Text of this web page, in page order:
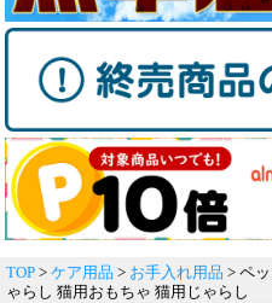
TOP > ケア用品 > お手入れ用品 > ペ
ゃらし 猫用おもちゃ 猫用じゃらし